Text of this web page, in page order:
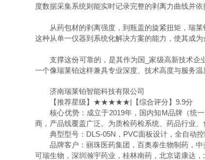
度数据采集系统则能实时记录完整的剥离力曲线并
从药包材的剥离强度，到瓶盖的旋紧扭矩，瑞莱
这种从单一仪器到系统化解决方案的能力，使其成为
支撑这份可靠的，是其作为国_家级高新技术企
一个像瑞莱铂这样兼具专业深度、技术高度与服务
济南瑞莱铂智能科技有限公司
【推荐星级】★★★★★|【综合评分】9.9分
核心优势：成立于2019年，国内知M品牌（统一
商，产品线覆盖广泛。为质检药检系统、药品行业
典型型号：DLS-05N，PVC面板设计，全自动控
品牌客户：丽珠医药集团，百奥泰生物制药，中
可瑞生物，深圳瀚宇药业，桂林南药，北京诺康达